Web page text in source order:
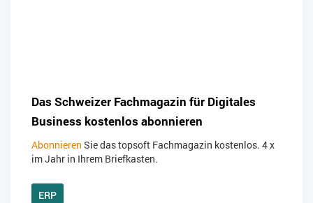
Das Schweizer Fachmagazin für Digitales
Business kostenlos abonnieren
Abonnieren Sie das topsoft Fachmagazin kostenlos. 4 x
im Jahr in Ihrem Briefkasten.
ERP